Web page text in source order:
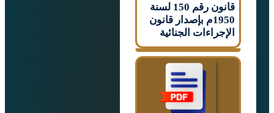
قانون رقم 150 لسنة
1950م بإصدار قانون
الجنائية